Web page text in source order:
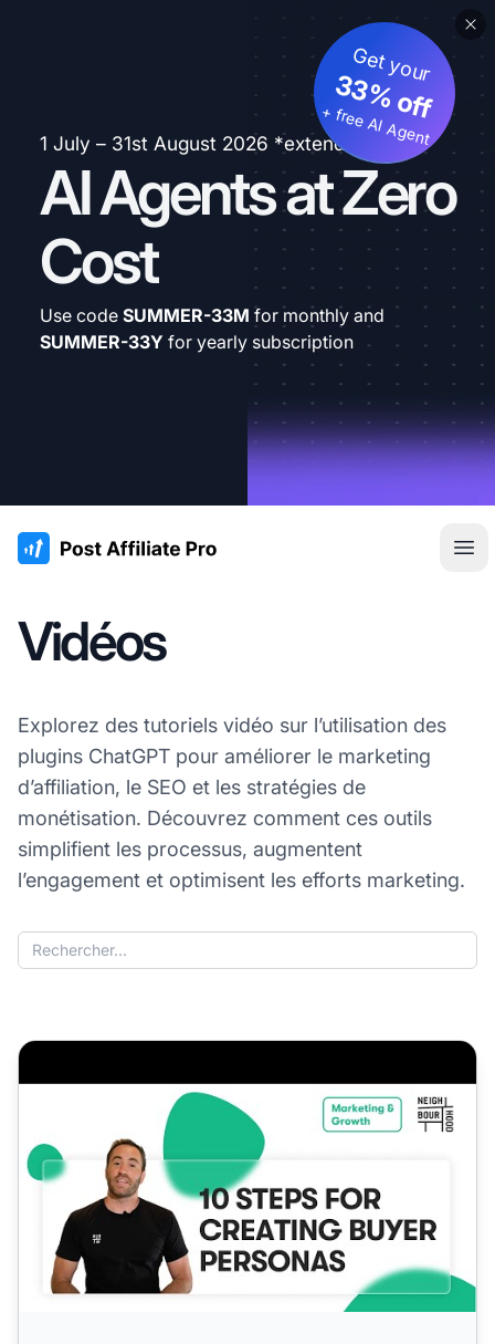
1 July – 31st August 2026 *extended
AI Agents at Zero
Cost
Get your
33% off
+ free AI Agent
Use code SUMMER-33M for monthly and
SUMMER-33Y for yearly subscription
:site.title
Vidéos
Explorez des tutoriels vidéo sur l’utilisation des
plugins ChatGPT pour améliorer le marketing
d’affiliation, le SEO et les stratégies de
monétisation. Découvrez comment ces outils
simplifient les processus, augmentent
l’engagement et optimisent les efforts marketing.
10 étapes pour créer des personas d'acheteurs